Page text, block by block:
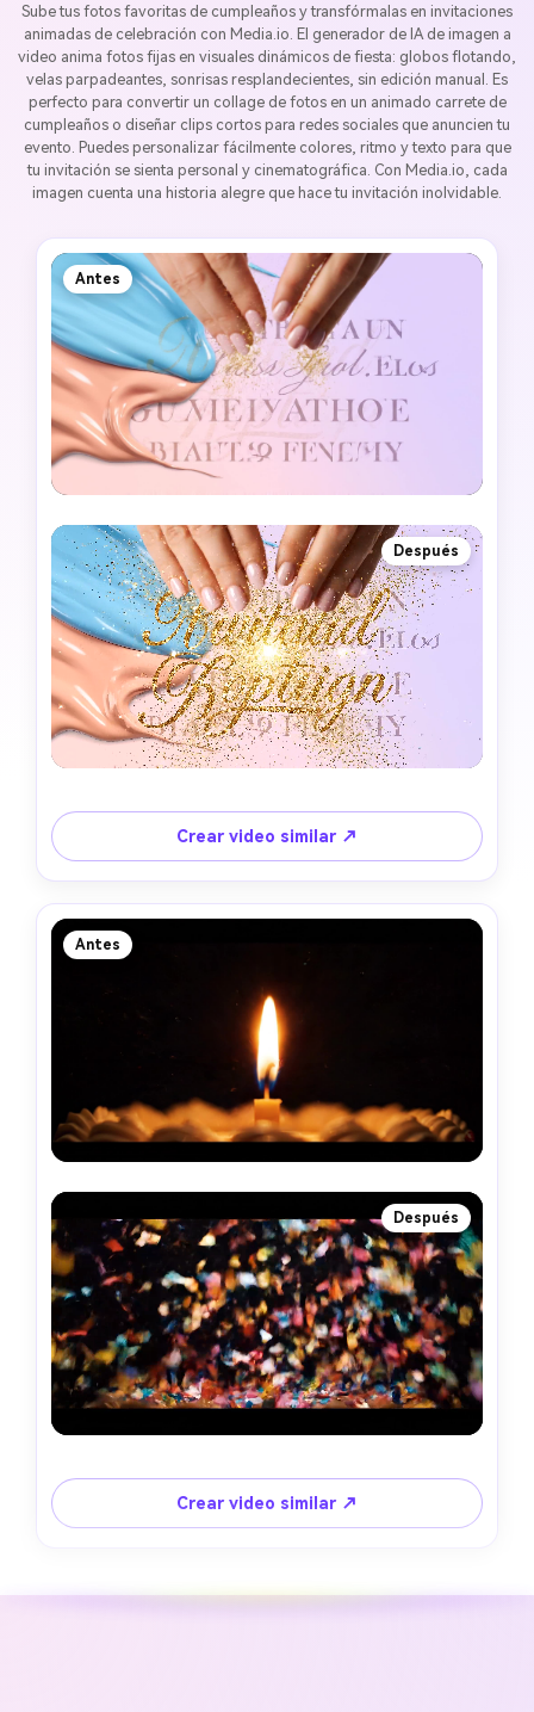
Sube tus fotos favoritas de cumpleaños y transfórmalas en invitaciones
animadas de celebración con Media.io. El generador de IA de imagen a
video anima fotos fijas en visuales dinámicos de fiesta: globos flotando,
velas parpadeantes, sonrisas resplandecientes, sin edición manual. Es
perfecto para convertir un collage de fotos en un animado carrete de
cumpleaños o diseñar clips cortos para redes sociales que anuncien tu
evento. Puedes personalizar fácilmente colores, ritmo y texto para que
tu invitación se sienta personal y cinematográfica. Con Media.io, cada
imagen cuenta una historia alegre que hace tu invitación inolvidable.
Antes
Después
Crear video similar ↗
Antes
Después
Crear video similar ↗